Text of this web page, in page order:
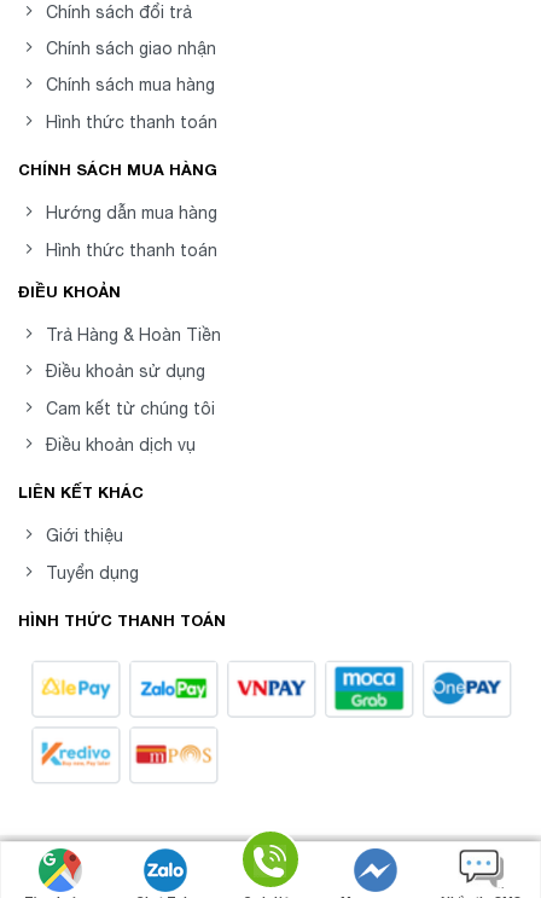
Chính sách đổi trả
Chính sách giao nhận
Chính sách mua hàng
Hình thức thanh toán
CHÍNH SÁCH MUA HÀNG
Hướng dẫn mua hàng
Hình thức thanh toán
ĐIỀU KHOẢN
Trả Hàng & Hoàn Tiền
Điều khoản sử dụng
Cam kết từ chúng tôi
Điều khoản dịch vụ
LIÊN KẾT KHÁC
Giới thiệu
Tuyển dụng
HÌNH THỨC THANH TOÁN
Copyright 2026 © 8posvn -
Phần mềm Quản Lý Bán Hàng Chuyên
Nghiệp